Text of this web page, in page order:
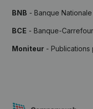
BNB - Banque
BCE - Banque-
Moniteur - Publications